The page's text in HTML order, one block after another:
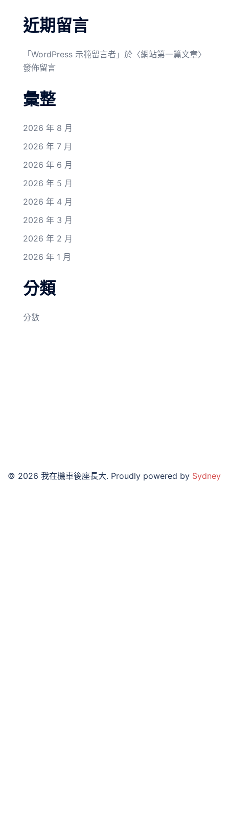
近期留言
「 WordPress 示範留言者 」於〈網站第一篇文章〉
發佈留言
彙整
2026 年 8 月
2026 年 7 月
2026 年 6 月
2026 年 5 月
2026 年 4 月
2026 年 3 月
2026 年 2 月
2026 年 1 月
分類
分數
© 2026 我在機車後座長大. Proudly powered by Sydney